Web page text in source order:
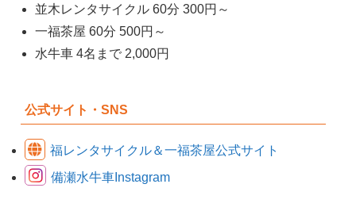
並木レンタサイクル 60分 300円～
一福茶屋 60分 500円～
水牛車 4名まで 2,000円
公式サイト・SNS
福レンタサイクル＆一福茶屋公式サイト
備瀬水牛車Instagram